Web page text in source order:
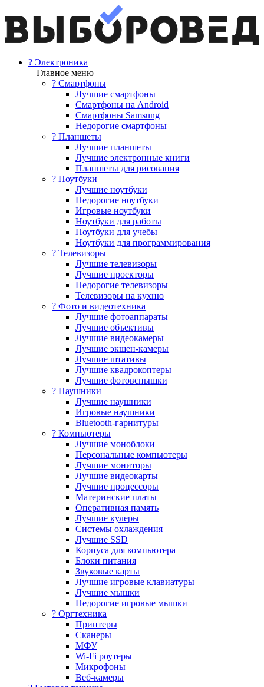
? Электроника
Главное меню
? Смартфоны
Лучшие смартфоны
Смартфоны на Android
Смартфоны Samsung
Недорогие смартфоны
? Планшеты
Лучшие планшеты
Лучшие электронные книги
Планшеты для рисования
? Ноутбуки
Лучшие ноутбуки
Недорогие ноутбуки
Игровые ноутбуки
Ноутбуки для работы
Ноутбуки для учебы
Ноутбуки для программирования
? Телевизоры
Лучшие телевизоры
Лучшие проекторы
Недорогие телевизоры
Телевизоры на кухню
? Фото и видеотехника
Лучшие фотоаппараты
Лучшие объективы
Лучшие видеокамеры
Лучшие экшен-камеры
Лучшие штативы
Лучшие квадрокоптеры
Лучшие фотовспышки
? Наушники
Лучшие наушники
Игровые наушники
Bluetooth-гарнитуры
?️ Компьютеры
Лучшие моноблоки
Персональные компьютеры
Лучшие мониторы
Лучшие видеокарты
Лучшие процессоры
Материнские платы
Оперативная память
Лучшие кулеры
Системы охлаждения
Лучшие SSD
Корпуса для компьютера
Блоки питания
Звуковые карты
Лучшие игровые клавиатуры
Лучшие мышки
Недорогие игровые мышки
?️ Оргтехника
Принтеры
Сканеры
МФУ
Wi-Fi роутеры
Микрофоны
Веб-камеры